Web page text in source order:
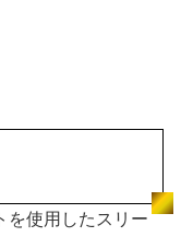
を使用したスリー